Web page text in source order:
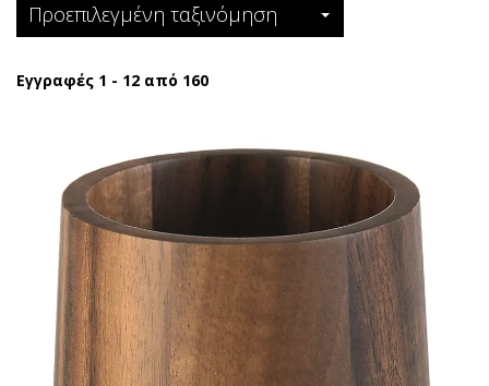
Προεπιλεγμένη ταξινόμηση
Εγγραφές 1 - 12 από 160